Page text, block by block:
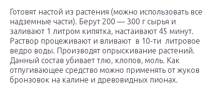
Готовят настой из растения (можно использовать все
надземные части). Берут 200 — 300 г сырья и
заливают 1 литром кипятка, настаивают 45 минут.
Раствор процеживают и вливают в 10-ти литровое
ведро воды. Производят опрыскивание растений.
Данный состав убивает тлю, клопов, моль. Как
отпугивающее средство можно применять от жуков
бронзовок на калине и древовидных пионах.